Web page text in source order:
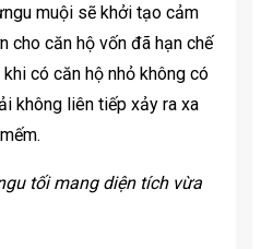
muội sẽ khởi tạo cảm
cho căn hộ vốn đã hạn chế
có căn hộ nhỏ không có
không liên tiếp xảy ra xa
tối mang diện tích vừa